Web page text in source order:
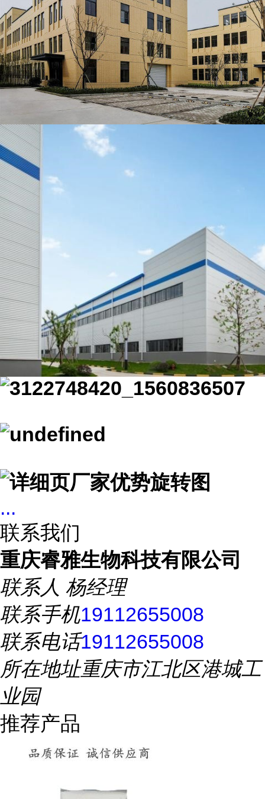
...
联系我们
重庆睿雅生物科技有限公司
联系人 杨经理
联系手机19112655008
联系电话19112655008
所在地址重庆市江北区港城工
业园
推荐产品